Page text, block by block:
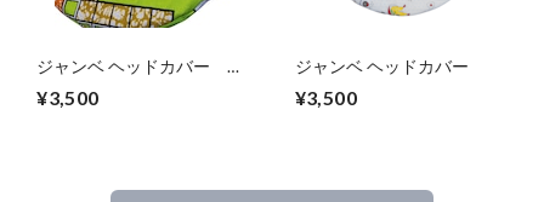
ジャンベ ヘッドカバー パ
¥3,500
ジャンベ ヘッドカバー
¥3,500